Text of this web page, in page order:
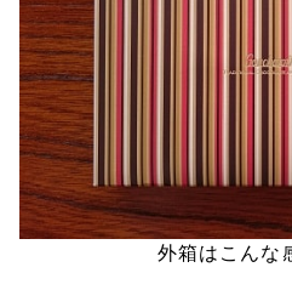
外箱はこんな